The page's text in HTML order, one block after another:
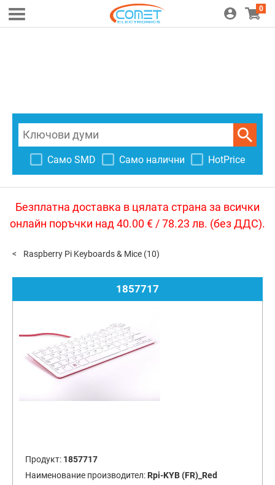
0
Само SMD Само налични HotPrice
Безплатна доставка в цялата страна за всички
онлайн поръчки над 40.00 € / 78.23 лв. (без ДДС).
Raspberry Pi Keyboards & Mice (10)
1857717
Продукт: 1857717
Наименование производител: Rpi-KYB (FR)_Red